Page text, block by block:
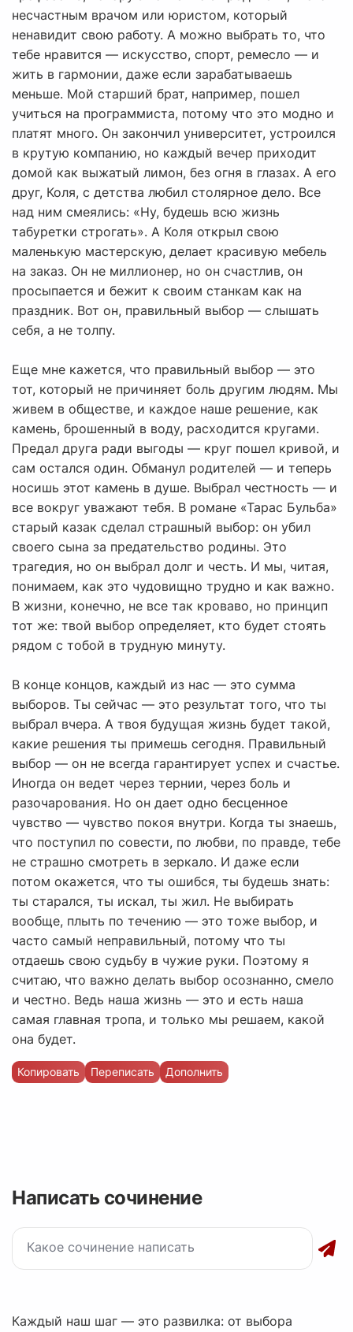
несчастным врачом или юристом, который
ненавидит свою работу. А можно выбрать то, что
тебе нравится — искусство, спорт, ремесло — и
жить в гармонии, даже если зарабатываешь
меньше. Мой старший брат, например, пошел
учиться на программиста, потому что это модно и
платят много. Он закончил университет, устроился
в крутую компанию, но каждый вечер приходит
домой как выжатый лимон, без огня в глазах. А его
друг, Коля, с детства любил столярное дело. Все
над ним смеялись: «Ну, будешь всю жизнь
табуретки строгать». А Коля открыл свою
маленькую мастерскую, делает красивую мебель
на заказ. Он не миллионер, но он счастлив, он
просыпается и бежит к своим станкам как на
праздник. Вот он, правильный выбор — слышать
себя, а не толпу.
Еще мне кажется, что правильный выбор — это
тот, который не причиняет боль другим людям. Мы
живем в обществе, и каждое наше решение, как
камень, брошенный в воду, расходится кругами.
Предал друга ради выгоды — круг пошел кривой, и
сам остался один. Обманул родителей — и теперь
носишь этот камень в душе. Выбрал честность — и
все вокруг уважают тебя. В романе «Тарас Бульба»
старый казак сделал страшный выбор: он убил
своего сына за предательство родины. Это
трагедия, но он выбрал долг и честь. И мы, читая,
понимаем, как это чудовищно трудно и как важно.
В жизни, конечно, не все так кроваво, но принцип
тот же: твой выбор определяет, кто будет стоять
рядом с тобой в трудную минуту.
В конце концов, каждый из нас — это сумма
выборов. Ты сейчас — это результат того, что ты
выбрал вчера. А твоя будущая жизнь будет такой,
какие решения ты примешь сегодня. Правильный
выбор — он не всегда гарантирует успех и счастье.
Иногда он ведет через тернии, через боль и
разочарования. Но он дает одно бесценное
чувство — чувство покоя внутри. Когда ты знаешь,
что поступил по совести, по любви, по правде, тебе
не страшно смотреть в зеркало. И даже если
потом окажется, что ты ошибся, ты будешь знать:
ты старался, ты искал, ты жил. Не выбирать
вообще, плыть по течению — это тоже выбор, и
часто самый неправильный, потому что ты
отдаешь свою судьбу в чужие руки. Поэтому я
считаю, что важно делать выбор осознанно, смело
и честно. Ведь наша жизнь — это и есть наша
самая главная тропа, и только мы решаем, какой
она будет.
Копировать Переписать Дополнить
Написать сочинение
Каждый наш шаг — это развилка: от выбора